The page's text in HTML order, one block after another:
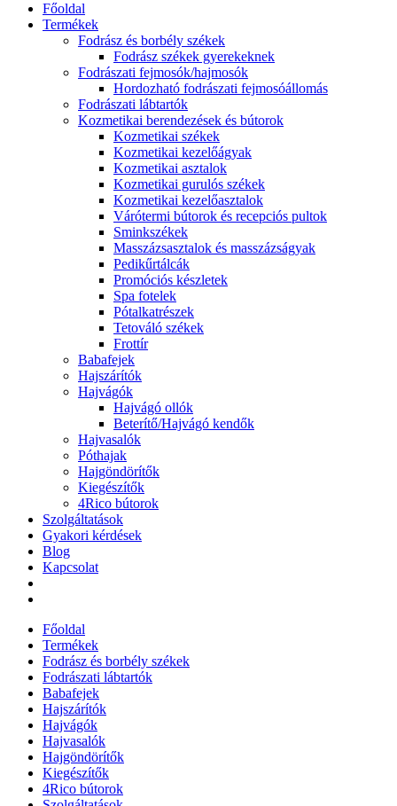
Főoldal
Termékek
Fodrász és borbély székek
Fodrász székek gyerekeknek
Fodrászati fejmosók/hajmosók
Hordozható fodrászati fejmosóállomás
Fodrászati lábtartók
Kozmetikai berendezések és bútorok
Kozmetikai székek
Kozmetikai kezelőágyak
Kozmetikai asztalok
Kozmetikai gurulós székek
Kozmetikai kezelőasztalok
Várótermi bútorok és recepciós pultok
Sminkszékek
Masszázsasztalok és masszázságyak
Pedikűrtálcák
Promóciós készletek
Spa fotelek
Pótalkatrészek
Tetováló székek
Frottír
Babafejek
Hajszárítók
Hajvágók
Hajvágó ollók
Beterítő/Hajvágó kendők
Hajvasalók
Póthajak
Hajgöndörítők
Kiegészítők
4Rico bútorok
Szolgáltatások
Gyakori kérdések
Blog
Kapcsolat
Főoldal
Termékek
Fodrász és borbély székek
Fodrászati lábtartók
Babafejek
Hajszárítók
Hajvágók
Hajvasalók
Hajgöndörítők
Kiegészítők
4Rico bútorok